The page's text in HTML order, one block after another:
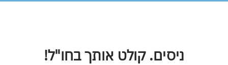
ניסים. קולט אותך בחו"ל!